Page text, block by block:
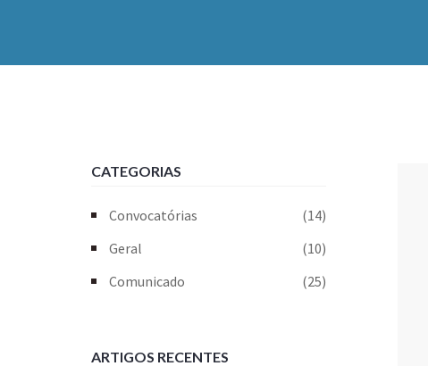
CATEGORIAS
Convocatórias
(14)
Geral
(10)
Comunicado
(25)
ARTIGOS RECENTES